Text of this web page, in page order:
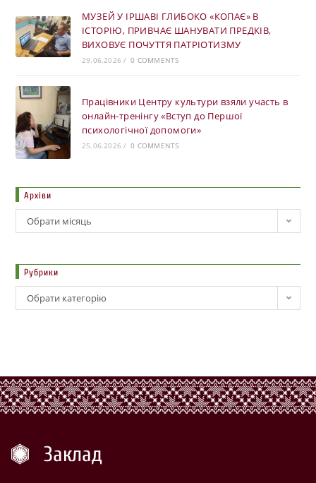
МУЗЕЙ У ІРШАВІ ГЛИБОКО «КОПАЄ» В
ІСТОРІЮ, ПРИВЧАЄ ШАНУВАТИ ПРЕДКІВ,
ВИХОВУЄ ПОЧУТТЯ ПАТРІОТИЗМУ
29.06.2026 / 0 COMMENTS
Працівники Центру культури взяли участь в
онлайн-тренінгу «Вступ до Першої
психологічної допомоги»
25.06.2026 / 0 COMMENTS
Архіви
Обрати місяць
Рубрики
Обрати категорію
Заклад